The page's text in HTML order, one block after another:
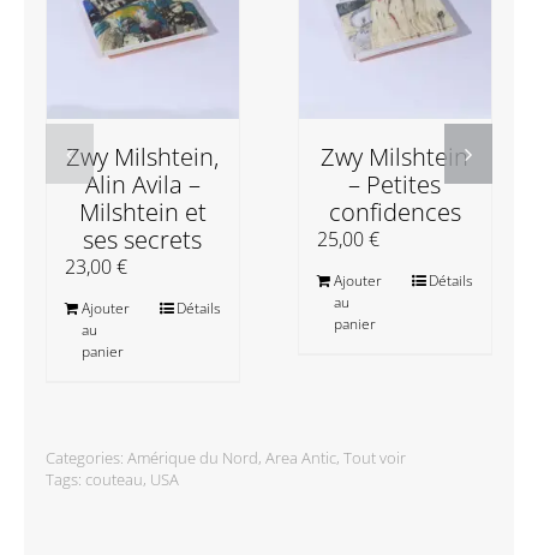
Zwy Milshtein,
Alin Avila –
Milshtein et
ses secrets
23,00€
Ajouter
au
panier
Détails
Zwy Milshtein
– Petites
confidences
25,00€
Ajouter
au
panier
Détails
Categories: Amérique du Nord, Area Antic, Tout voir
Tags: couteau, USA